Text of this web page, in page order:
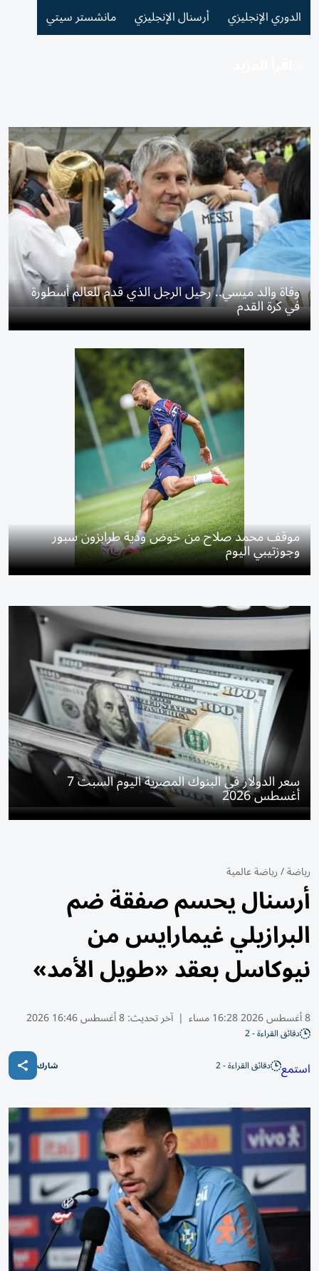
الدوري الإنجليزي أرسنال الإنجليزي مانشستر سيتي
وفاة والد ميسي.. رحيل الرجل الذي قدم للعالم أسطورة
في كرة القدم
موقف محمد صلاح من خوض ودية طرابزون سبور
وجوزتيبي اليوم
سعر الدولار في البنوك المصرية اليوم السبت 7
أغسطس 2026
رياضة/رياضة عالمية
أرسنال يحسم صفقة ضم
البرازيلي غيمارايس من
نيوكاسل بعقد «طويل الأمد»
8 أغسطس 2026 16:28 مساء | آخر تحديث:8 أغسطس 16:46 2026
دقائق القراءة - 2
استمع دقائق القراءة - 2 شارك